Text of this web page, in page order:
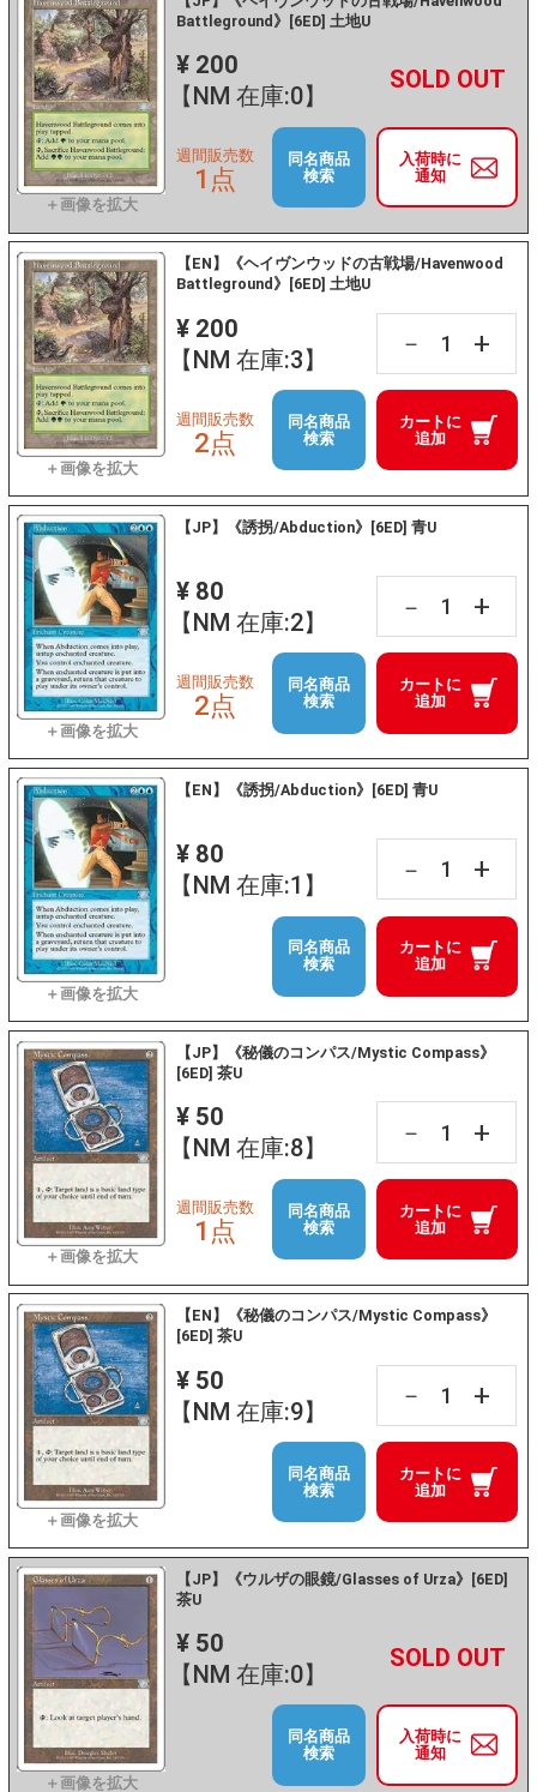
Battleground》[6ED] 土地U
¥ 200
【NM 在庫:0】
－ +
入荷時に
通知
週間販売数
1点
同名商品
検索
【EN】《ヘイヴンウッドの古戦場/Havenwood
Battleground》[6ED] 土地U
¥ 200
【NM 在庫:3】
－ +
カートに
追加
週間販売数
2点
同名商品
検索
【JP】《誘拐/Abduction》[6ED] 青U
¥ 80
【NM 在庫:2】
－ +
カートに
追加
週間販売数
2点
同名商品
検索
【EN】《誘拐/Abduction》[6ED] 青U
¥ 80
【NM 在庫:1】
－ +
カートに
追加
同名商品
検索
【JP】《秘儀のコンパス/Mystic Compass》
[6ED] 茶U
¥ 50
【NM 在庫:8】
－ +
カートに
追加
週間販売数
1点
同名商品
検索
【EN】《秘儀のコンパス/Mystic Compass》
[6ED] 茶U
¥ 50
【NM 在庫:9】
－ +
カートに
追加
同名商品
検索
【JP】《ウルザの眼鏡/Glasses of Urza》[6ED]
茶U
¥ 50
【NM 在庫:0】
－ +
入荷時に
通知
同名商品
検索